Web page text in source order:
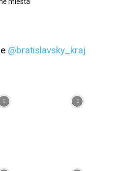
@bratislavsky_kraj